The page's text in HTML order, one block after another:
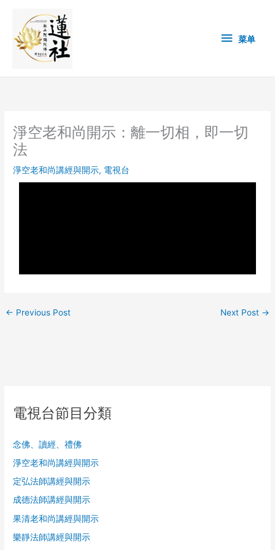
content
单 菜单
淨空老和尚開示：離一切相，即一切
法
淨空老和尚講經與開示, 電視台
← Previous Post Next Post →
電視台節目分類
念佛、讀經、禮佛
淨空老和尚講經與開示
定弘法師講經與開示
成德法師講經與開示
果清老和尚講經與開示
樂靜法師講經與開示